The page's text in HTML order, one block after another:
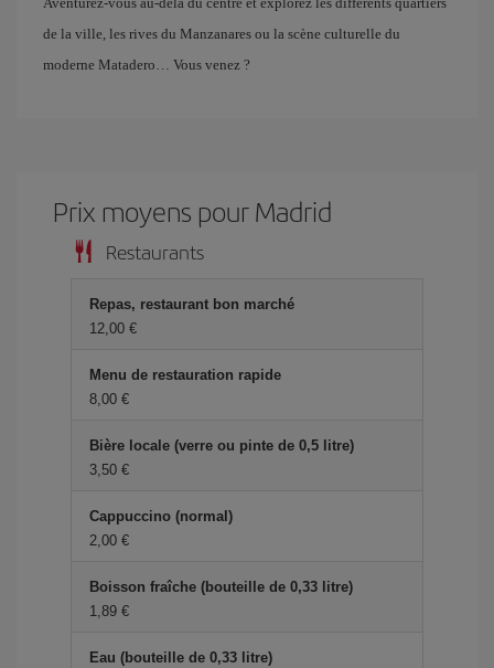
de la ville, les rives du Manzanares ou la scène culturelle du
moderne Matadero… Vous venez ?
Prix ​​moyens pour Madrid
Restaurants
Repas, restaurant bon marché
12,00 €
Menu de restauration rapide
8,00 €
Bière locale (verre ou pinte de 0,5 litre)
3,50 €
Cappuccino (normal)
2,00 €
Boisson fraîche (bouteille de 0,33 litre)
1,89 €
Eau (bouteille de 0,33 litre)